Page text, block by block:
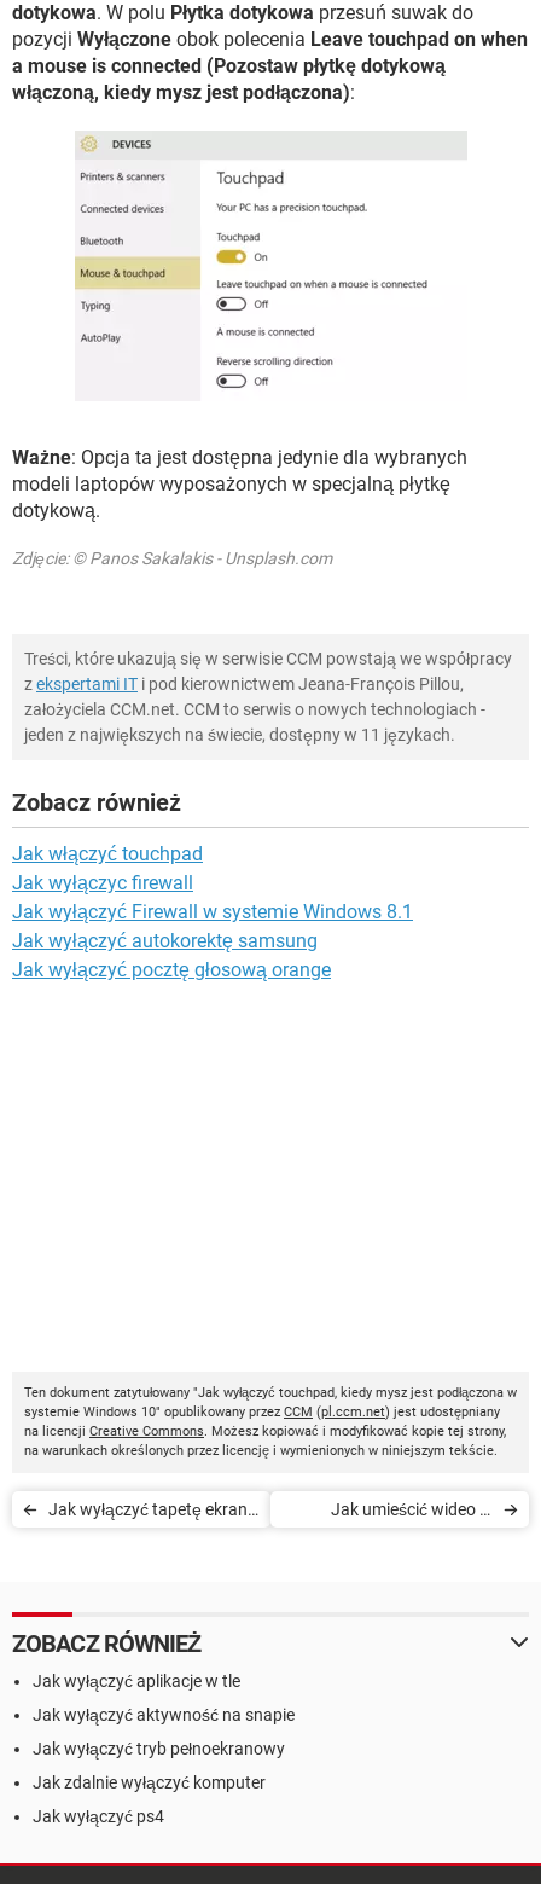
dotykowa. W polu Płytka dotykowa przesuń suwak do
pozycji Wyłączone obok polecenia Leave touchpad on when
a mouse is connected (Pozostaw płytkę dotykową
włączoną, kiedy mysz jest podłączona):
Ważne: Opcja ta jest dostępna jedynie dla wybranych
modeli laptopów wyposażonych w specjalną płytkę
dotykową.
Zdjęcie: © Panos Sakalakis - Unsplash.com
Treści, które ukazują się w serwisie CCM powstają we współpracy
zekspertami IT i pod kierownictwem Jeana-François Pillou,
założyciela CCM.net. CCM to serwis o nowych technologiach -
jeden z największych na świecie, dostępny w 11 językach.
Zobacz również
Jak włączyć touchpad
Jak wyłączyc firewall
Jak wyłączyć Firewall w systemie Windows 8.1
Jak wyłączyć autokorektę samsung
Jak wyłączyć pocztę głosową orange
Ten dokument zatytułowany "Jak wyłączyć touchpad, kiedy mysz jest podłączona w
systemie Windows 10" opublikowany przez CCM (pl.ccm.net) jest udostępniany
na licencji Creative Commons. Możesz kopiować i modyfikować kopie tej strony,
na warunkach określonych przez licencję i wymienionych w niniejszym tekście.
Jak wyłączyć tapetę ekranu
Jak umieścić wideo w
ZOBACZ RÓWNIEŻ
Jak wyłączyć aplikacje w tle
Jak wyłączyć aktywność na snapie
Jak wyłączyć tryb pełnoekranowy
Jak zdalnie wyłączyć komputer
Jak wyłączyć ps4